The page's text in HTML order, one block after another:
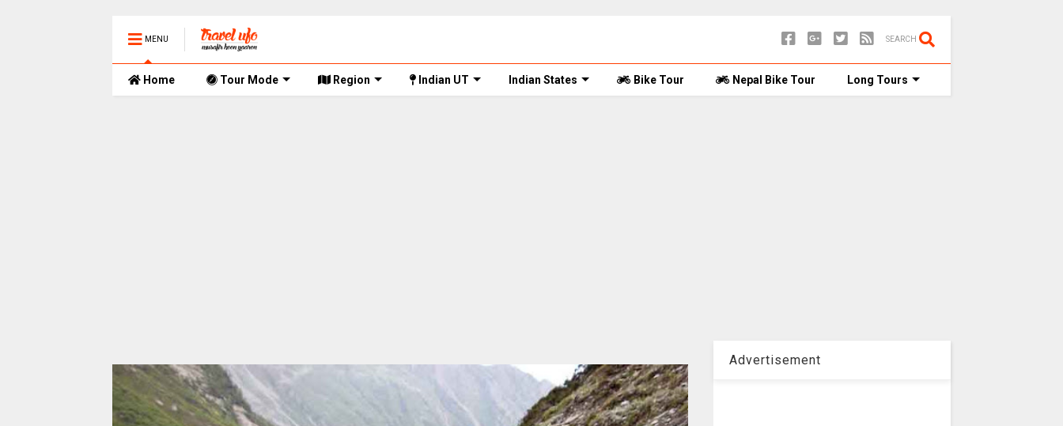
MENU SEARCH
Home Tour Mode Region Indian UT Indian States Bike Tour Nepal Bike Tour Long Tours
Advertisement